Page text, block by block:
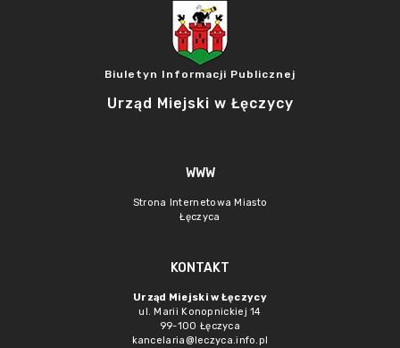
Biuletyn Informacji Publicznej
Urząd Miejski w Łęczycy
WWW
Strona Internetowa Miasto
Łęczyca
KONTAKT
Urząd Miejski w Łęczycy
ul. Marii Konopnickiej 14
99-100 Łęczyca
kancelaria@leczyca.info.pl